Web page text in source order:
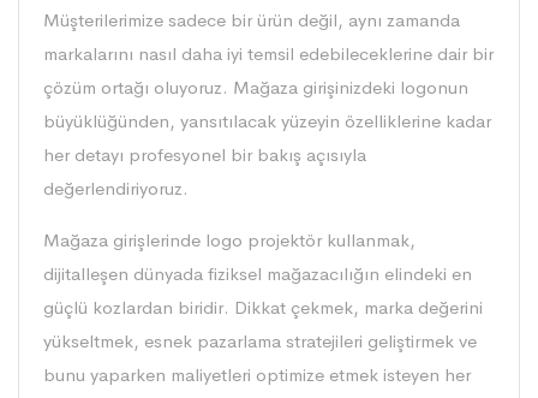
Müşterilerimize sadece bir ürün değil, aynı zamanda
markalarını nasıl daha iyi temsil edebileceklerine dair bir
çözüm ortağı oluyoruz. Mağaza girişinizdeki logonun
büyüklüğünden, yansıtılacak yüzeyin özelliklerine kadar
her detayı profesyonel bir bakış açısıyla
değerlendiriyoruz.
Mağaza girişlerinde logo projektör kullanmak,
dijitalleşen dünyada fiziksel mağazacılığın elindeki en
güçlü kozlardan biridir. Dikkat çekmek, marka değerini
yükseltmek, esnek pazarlama stratejileri geliştirmek ve
bunu yaparken maliyetleri optimize etmek isteyen her